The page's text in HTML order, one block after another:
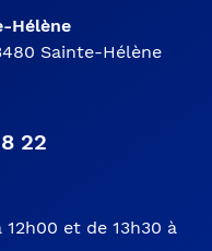
Hélène
Sainte-Hélène
22
et de 13h30 à